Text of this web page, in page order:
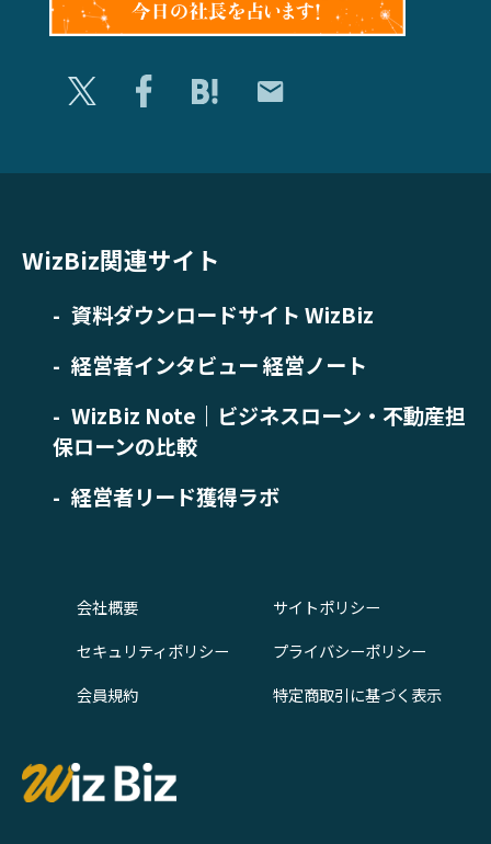
WizBiz関連サイト
資料ダウンロードサイト WizBiz
経営者インタビュー 経営ノート
WizBiz Note｜ビジネスローン・不動産担
保ローンの比較
経営者リード獲得ラボ
会社概要
サイトポリシー
セキュリティポリシー
プライバシーポリシー
会員規約
特定商取引に基づく表示